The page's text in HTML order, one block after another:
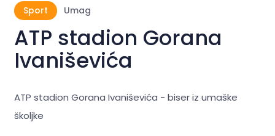
Sport Umag
ATP stadion Gorana
Ivaniševića
ATP stadion Gorana Ivaniševića - biser iz umaške
školjke